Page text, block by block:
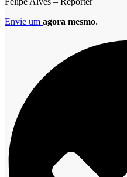
Envie um agora mesmo.